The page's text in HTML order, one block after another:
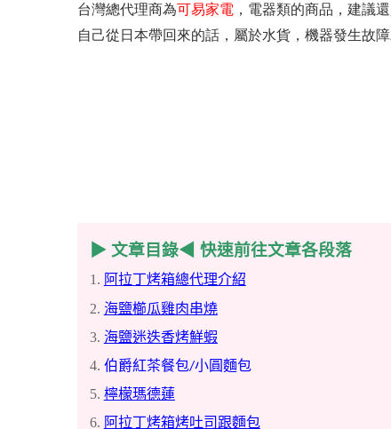
台灣總代理商為可易家電 ，電器類的商品，建議
自己從日本帶回來的話，屬於水貨，機器發生故
▶ 文章目錄◀ 快速前往文章各段落
1. 阿拉丁烤箱總代理介紹
2. 海鹽櫛瓜雞肉串燒
3. 海鹽迷迭香烤鮮蝦
4. 伯爵紅茶餐包/小圓麵包
5. 檸檬瑪德蓮
6. 阿拉丁烤箱烤吐司跟麵包